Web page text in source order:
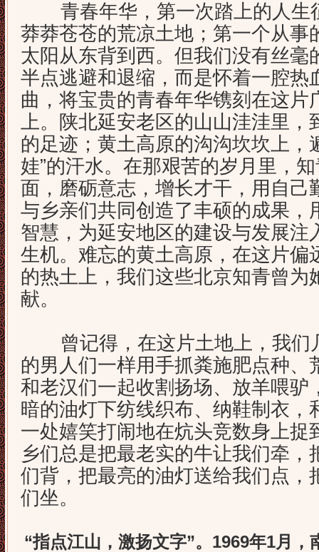
青春年华，第一次踏上的人生
莽莽苍苍的荒凉土地；第一个从事
太阳从东背到西。但我们没有丝毫
半点逃避和退缩，而是怀着一腔热
曲，将宝贵的青春年华镌刻在这片
上。陕北延安老区的山山洼洼里，
的足迹；黄土高原的沟沟坎坎上，
娃”的汗水。在那艰苦的岁月里，
面，磨砺意志，增长才干，用自己
与乡亲们共同创造了丰硕的成果，
智慧，为延安地区的建设与发展注
生机。难忘的黄土高原，在这片偏
的热土上，我们这些北京知青曾为
献。
曾记得，在这片土地上，我们
的男人们一样用手抓粪施肥点种、
和老汉们一起收割扬场、放羊喂驴
暗的油灯下纺线织布、纳鞋制衣，
一处嬉笑打闹地在炕头竞数身上捉
乡们总是把最老实的牛让我们牵，
们背，把最亮的油灯送给我们点，
们坐。
“指点江山，激扬文字”。1969年1月，